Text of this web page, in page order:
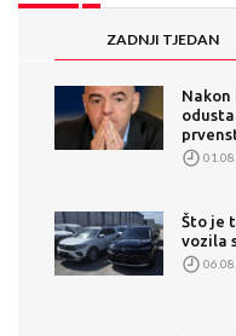
ZADNJI TJEDAN
Nakon
Što je
vozila